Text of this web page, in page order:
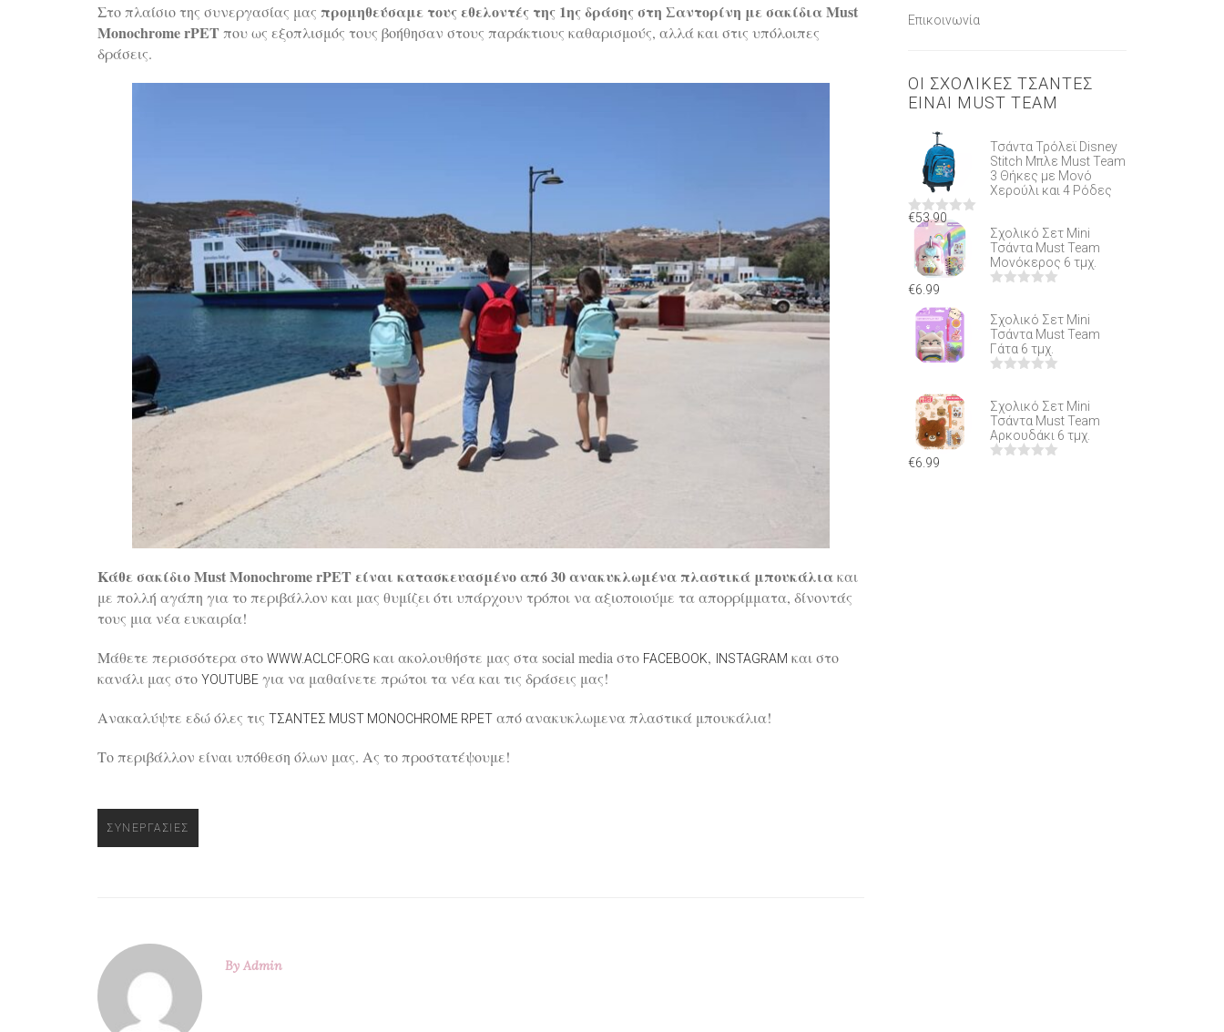
Στο πλαίσιο της συνεργασίας μας προμηθεύσαμε τους εθελοντές της 1ης δράσης στη Σαντορίνη με σακίδια Must
Monochrome rPET που ως εξοπλισμός τους βοήθησαν στους παράκτιους καθαρισμούς, αλλά και στις υπόλοιπες
δράσεις.
Κάθε σακίδιο Must Monochrome rPET είναι κατασκευασμένο από 30 ανακυκλωμένα πλαστικά μπουκάλιακαι
με πολλή αγάπη για το περιβάλλον και μας θυμίζει ότι υπάρχουν τρόποι να αξιοποιούμε τα απορρίμματα, δίνοντάς
τους μια νέα ευκαιρία!
Μάθετε περισσότερα στο WWW.ACLCF.ORG και ακολουθήστε μας στα social media στο FACEBOOK, INSTAGRAM και στο
κανάλι μας στο YOUTUBE για να μαθαίνετε πρώτοι τα νέα και τις δράσεις μας!
Ανακαλύψτε εδώ όλες τις ΤΣΆΝΤΕΣ MUST MONOCHROME RPET από ανακυκλωμενα πλαστικά μπουκάλια!
Το περιβάλλον είναι υπόθεση όλων μας. Ας το προστατέψουμε!
ΣΥΝΕΡΓΑΣΊΕΣ
By Admin
Επικοινωνία
ΟΙ ΣΧΟΛΙΚΕΣ ΤΣΑΝΤΕΣ
ΕΙΝΑΙ MUST TEAM
Τσάντα Τρόλεϊ Disney
Stitch Μπλε Must Team
3 Θήκες με Μονό
Χερούλι και 4 Ρόδες
ΒΑΘΜΟΛΟΓΉΘΗΚΕ
ΑΠΌ
€53.90
Σχολικό Σετ Mini
Τσάντα Must Team
Μονόκερος 6 τμχ.
0
ΑΠΌ
5
€6.99
Σχολικό Σετ Mini
Τσάντα Must Team
Γάτα 6 τμχ.
0
ΑΠΌ
5
Σχολικό Σετ Mini
Τσάντα Must Team
Αρκουδάκι 6 τμχ.
€6.99